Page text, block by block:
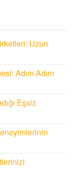
Uzun
Adım Adım
Eşsiz